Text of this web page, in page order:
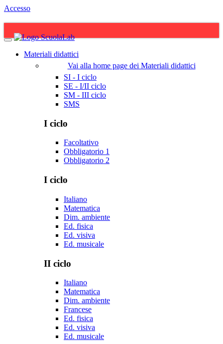
Accesso
Materiali didattici
Vai alla home page dei Materiali didattici
SI - I ciclo
SE - I/II ciclo
SM - III ciclo
SMS
I ciclo
Facoltativo
Obbligatorio 1
Obbligatorio 2
I ciclo
Italiano
Matematica
Dim. ambiente
Ed. fisica
Ed. visiva
Ed. musicale
II ciclo
Italiano
Matematica
Dim. ambiente
Francese
Ed. fisica
Ed. visiva
Ed. musicale